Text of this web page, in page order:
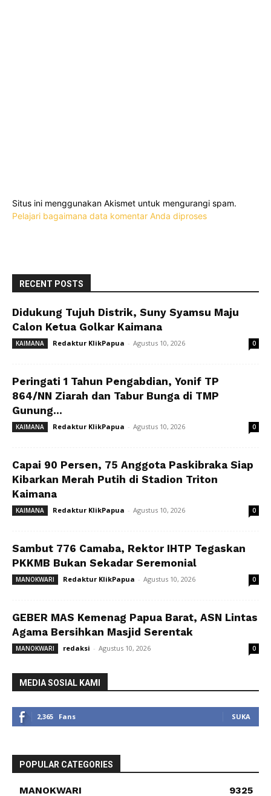
Situs ini menggunakan Akismet untuk mengurangi spam.
Pelajari bagaimana data komentar Anda diproses
RECENT POSTS
Didukung Tujuh Distrik, Suny Syamsu Maju
Calon Ketua Golkar Kaimana
KAIMANA Redaktur KlikPapua - Agustus 10, 2026 0
Peringati 1 Tahun Pengabdian, Yonif TP
864/NN Ziarah dan Tabur Bunga di TMP
Gunung...
KAIMANA Redaktur KlikPapua - Agustus 10, 2026 0
Capai 90 Persen, 75 Anggota Paskibraka Siap
Kibarkan Merah Putih di Stadion Triton
Kaimana
KAIMANA Redaktur KlikPapua - Agustus 10, 2026 0
Sambut 776 Camaba, Rektor IHTP Tegaskan
PKKMB Bukan Sekadar Seremonial
MANOKWARI Redaktur KlikPapua - Agustus 10, 2026 0
GEBER MAS Kemenag Papua Barat, ASN Lintas
Agama Bersihkan Masjid Serentak
MANOKWARI redaksi - Agustus 10, 2026 0
MEDIA SOSIAL KAMI
2,365 Fans SUKA
POPULAR CATEGORIES
MANOKWARI
9325